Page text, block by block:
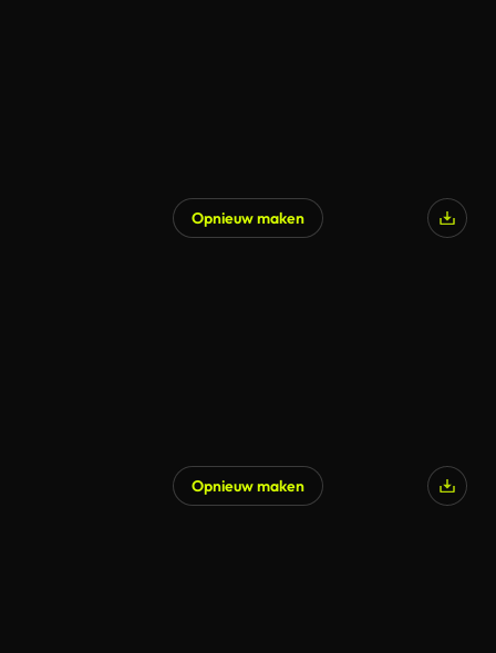
Opnieuw maken
Opnieuw maken